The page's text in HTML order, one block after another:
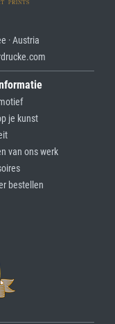
· Austria
je kunst
van ons werk
bestellen